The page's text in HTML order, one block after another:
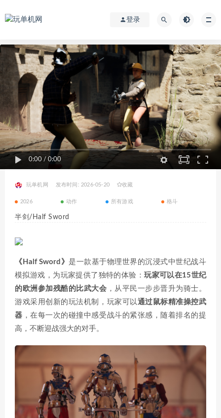
登录
0:00 / 0:00
玩单机网 发布时间: 2026-05-20 收藏
2026 动作 所有游戏 格斗
半剑/Half Sword
《Half Sword》 是一款基于物理世界的沉浸式中世纪战斗
模拟游戏，为玩家提供了独特的体验：玩家可以在15世纪
的欧洲参加残酷的比武大会 ，从平民一步步晋升为骑士。
游戏采用创新的玩法机制，玩家可以通过鼠标精准操控武
器 ，在每一次的碰撞中感受战斗的紧张感，随着排名的提
高，不断迎战强大的对手。